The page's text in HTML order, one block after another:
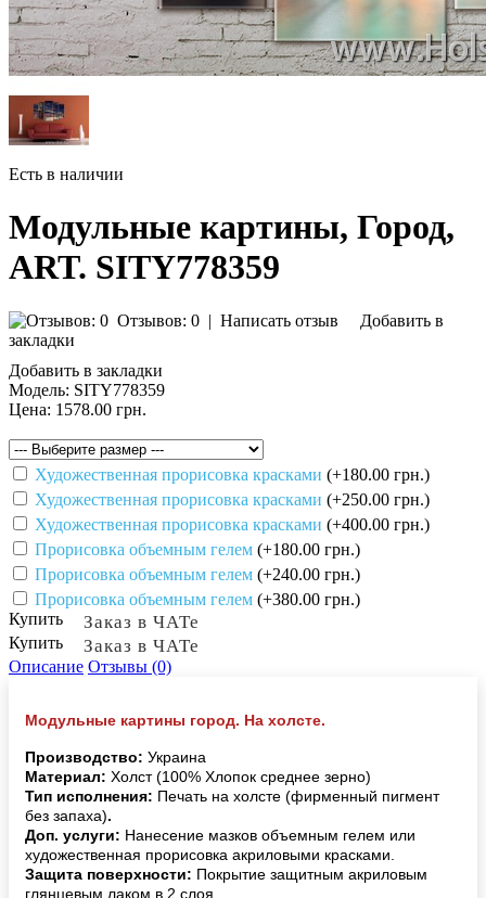
Есть в наличии
Модульные картины, Город,
ART. SITY778359
Отзывов: 0 | Написать отзыв
Добавить в
закладки
Добавить в закладки
Модель: SITY778359
Цена: 1578.00 грн.
Художественная прорисовка красками (+180.00 грн.)
Художественная прорисовка красками (+250.00 грн.)
Художественная прорисовка красками (+400.00 грн.)
Прорисовка объемным гелем (+180.00 грн.)
Прорисовка объемным гелем (+240.00 грн.)
Прорисовка объемным гелем (+380.00 грн.)
Купить
Заказ в ЧАТе
Купить Заказ в ЧАТе
Описание Отзывы (0)
Модульные картины город. На холсте.
Производство: Украина
Материал: Холст (100% Хлопок среднее зерно)
Тип исполнения: Печать на холсте (фирменный пигмент
без запаха).
Доп. услуги: Нанесение мазков объемным гелем или
художественная прорисовка акриловыми красками.
Защита поверхности: Покрытие защитным акриловым
глянцевым лаком в 2 слоя.